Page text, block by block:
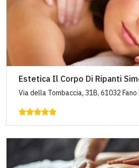
Estetica Il Corpo Di Ripanti
Via della Tombaccia, 31B, 61032 Fano